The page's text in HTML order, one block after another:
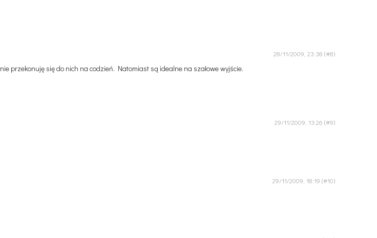
28/11/2009, 23:38
przekonuję się do nich na codzień. Natomiast są idealne na szałowe wyjście.
29/11/2009, 13:26
29/11/2009, 18:19